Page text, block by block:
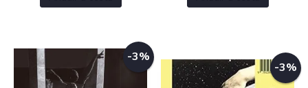
-3%
-3%